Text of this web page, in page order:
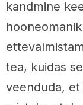
kandmine
tea, kuidas
veenduda,